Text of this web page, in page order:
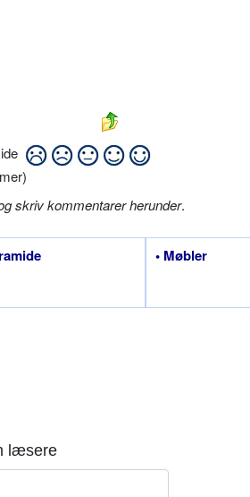
skriv kommentarer herunder.
• Møbler
læsere